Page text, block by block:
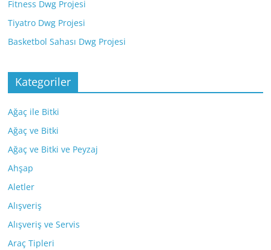
Fitness Dwg Projesi
Tiyatro Dwg Projesi
Basketbol Sahası Dwg Projesi
Kategoriler
Ağaç ile Bitki
Ağaç ve Bitki
Ağaç ve Bitki ve Peyzaj
Ahşap
Aletler
Alışveriş
Alışveriş ve Servis
Araç Tipleri